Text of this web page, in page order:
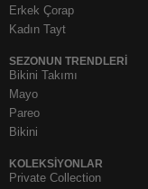
Erkek Çorap
Kadın Tayt
SEZONUN TRENDLERI
Bikini Takımı
Mayo
Pareo
Bikini
KOLEKSIYONLAR
Private Collection